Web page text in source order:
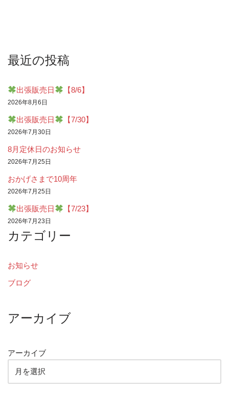
最近の投稿
出張販売日 【8/6】
2026年8月6日
出張販売日 【7/30】
2026年7月30日
8月定休日のお知らせ
2026年7月25日
おかげさまで10周年
2026年7月25日
出張販売日 【7/23】
2026年7月23日
カテゴリー
お知らせ
ブログ
アーカイブ
アーカイブ